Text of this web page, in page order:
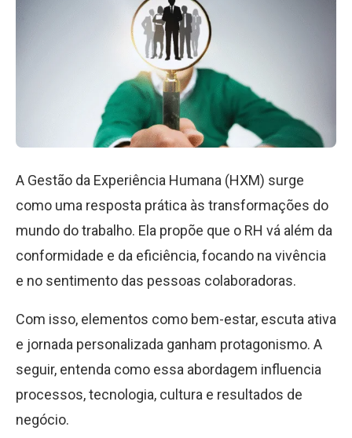
A Gestão da Experiência Humana (HXM) surge
como uma resposta prática às transformações do
mundo do trabalho. Ela propõe que o RH vá além da
conformidade e da eficiência, focando na vivência
e no sentimento das pessoas colaboradoras.
Com isso, elementos como bem-estar, escuta ativa
e jornada personalizada ganham protagonismo. A
seguir, entenda como essa abordagem influencia
processos, tecnologia, cultura e resultados de
negócio.